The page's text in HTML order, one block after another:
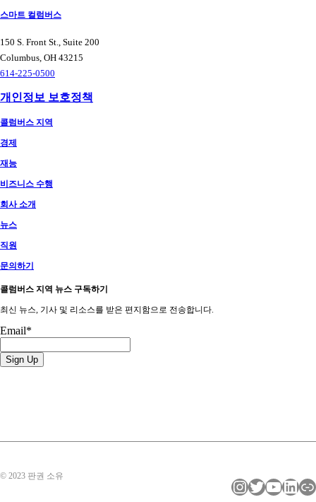
스마트 컬럼버스
150 S. Front St., Suite 200
Columbus, OH 43215
614-225-0500
개인정보 보호정책
콜럼버스 지역
경제
재능
비즈니스 수행
회사 소개
뉴스
직원
문의하기
콜럼버스 지역 뉴스 구독하기
최신 뉴스, 기사 및 리소스를 받은 편지함으로 전송합니다.
Email*
© 2023 판권 소유
인스타그램트위터YouTube LinkedIn 링크